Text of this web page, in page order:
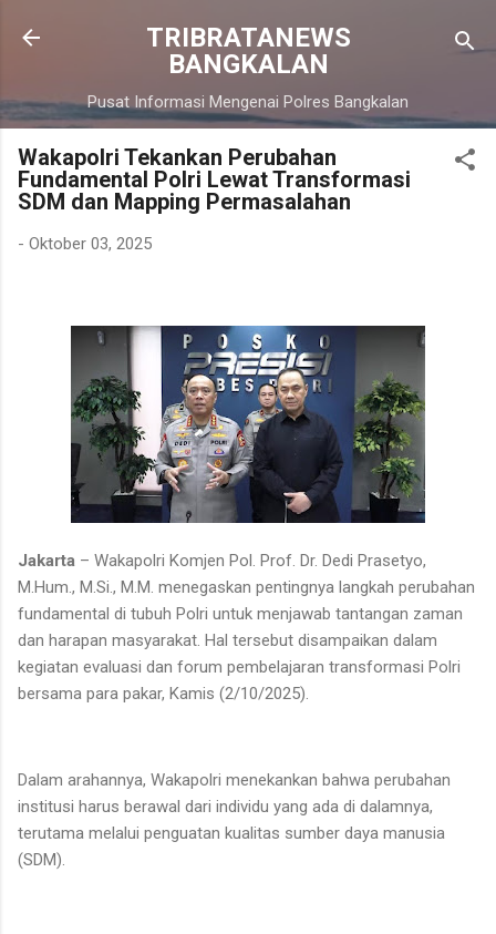
Langsung ke konten utama
TRIBRATANEWS
BANGKALAN
Pusat Informasi Mengenai Polres Bangkalan
Wakapolri Tekankan Perubahan
Fundamental Polri Lewat Transformasi
SDM dan Mapping Permasalahan
- Oktober 03, 2025
Jakarta – Wakapolri Komjen Pol. Prof. Dr. Dedi Prasetyo,
M.Hum., M.Si., M.M. menegaskan pentingnya langkah perubahan
fundamental di tubuh Polri untuk menjawab tantangan zaman
dan harapan masyarakat. Hal tersebut disampaikan dalam
kegiatan evaluasi dan forum pembelajaran transformasi Polri
bersama para pakar, Kamis (2/10/2025).
Dalam arahannya, Wakapolri menekankan bahwa perubahan
institusi harus berawal dari individu yang ada di dalamnya,
terutama melalui penguatan kualitas sumber daya manusia
(SDM).